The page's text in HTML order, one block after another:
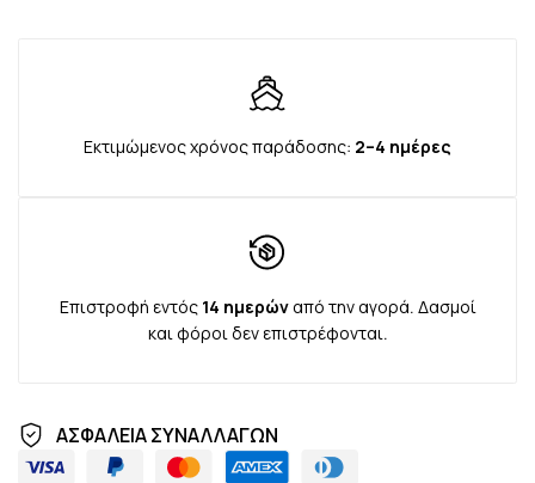
Εκτιμώμενος χρόνος παράδοσης: 2–4 ημέρες
Επιστροφή εντός 14 ημερώναπό την αγορά. Δασμοί
και φόροι δεν επιστρέφονται.
ΑΣΦΑΛΕΙΑ ΣΥΝΑΛΛΑΓΩΝ